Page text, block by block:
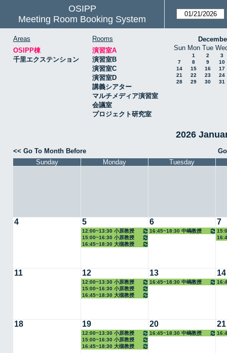
OSIPP
Meeting Room Booking System
Areas
OSIPP棟
千里エクステンション
Rooms
演習室A
演習室B
演習室C
演習室D
講義シアター
マルチメディア演習室
会議室
プロジェクト研究室
Sun Mon Tue
1 2
3
7
8 9
10
14
15 16
17
21
22 23
24
28
29 30 31
2026
<< Go To Month Before
Sunday
Monday Tuesday
4 5
12:00~13:30 小原教授
15:00~16:30 小原教授
16:45~18:30 大槻教授
6
16:45~18:30 中嶋教授
7
授
11 12
12:00~13:30 小原教授
15:00~16:30 小原教授
16:45~18:30 大槻教授
13
16:45~18:30 中嶋教授
14
18 19
12:00~13:30 小原教授
15:00~16:30 小原教授
16:45~18:30 大槻教授
20
16:45~18:30 中嶋教授
21